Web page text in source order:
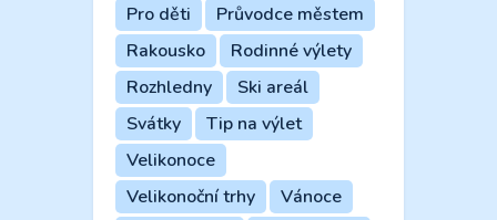
Pro děti
Průvodce městem
Rakousko
Rodinné výlety
Rozhledny
Ski areál
Svátky
Tip na výlet
Velikonoce
Velikonoční trhy
Vánoce